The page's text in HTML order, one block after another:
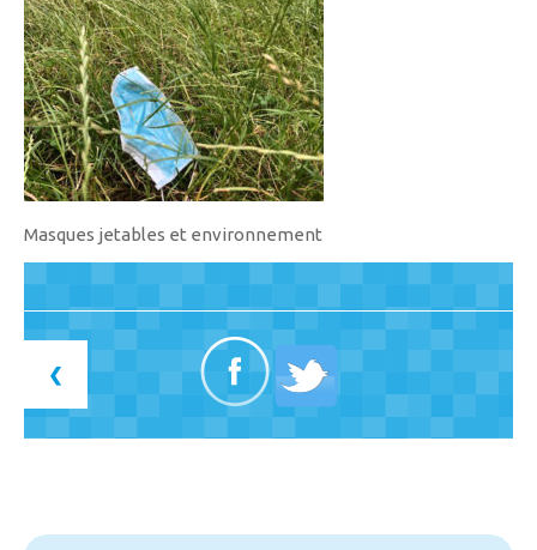
Masques jetables et environnement
❮